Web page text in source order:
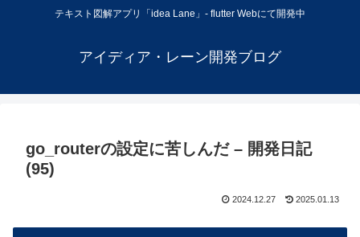
テキスト図解アプリ「idea Lane」- flutter Webにて開発中
アイディア・レーン開発ブログ
go_routerの設定に苦しんだ – 開発日記
(95)
2024.12.27 2025.01.13